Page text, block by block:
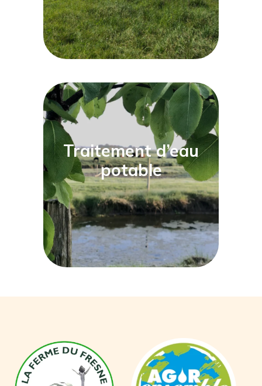
Traitement d’eau
potable